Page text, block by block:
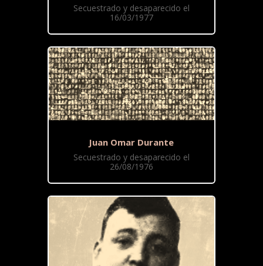
Secuestrado y desaparecido el
16/03/1977
Juan Omar Durante
Secuestrado y desaparecido el
26/08/1976